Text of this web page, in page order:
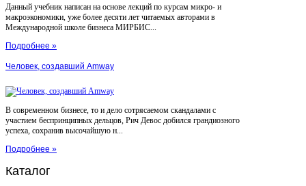
Данный учебник написан на основе лекций по курсам микро- и
макроэкономики, уже более десяти лет читаемых авторами в
Международной школе бизнеса МИРБИС...
Подробнее »
Человек, создавший Amway
В современном бизнесе, то и дело сотрясаемом скандалами с
участием беспринципных дельцов, Рич Девос добился грандиозного
успеха, сохранив высочайшую н...
Подробнее »
Каталог